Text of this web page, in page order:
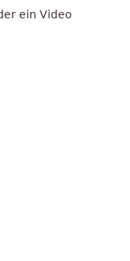
ein Video